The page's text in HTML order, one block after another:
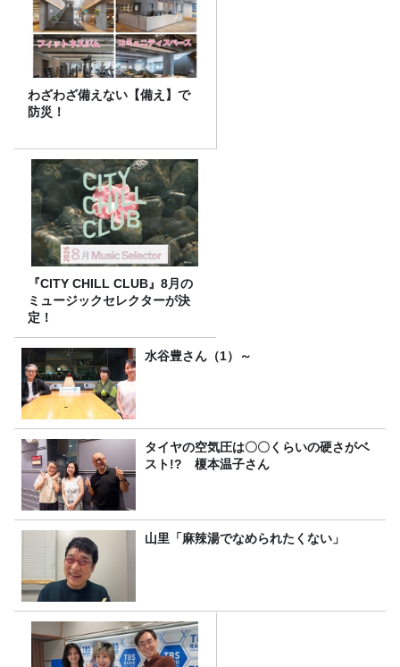
わざわざ備えない【備え】で
防災！
『CITY CHILL CLUB』8月の
ミュージックセレクターが決
定！
水谷豊さん（1）～
タイヤの空気圧は〇〇くらいの硬さがベ
スト!? 榎本温子さん
山里「麻辣湯でなめられたくない」